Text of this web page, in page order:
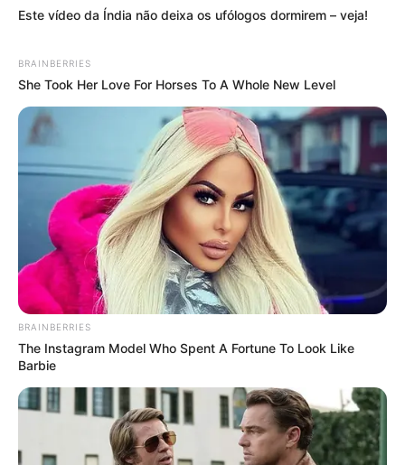
O fortalecimento dos agentes de saúde (ACS/ACE) se faz
com ações estruturais, direto em suas bases, por meio das
representações. —Foto/Reprodução.
Na última quarta-feira (23/11), ocorreu a Assembleia no município
de Eunápolis-BA, com os Agentes Comunitários de Saúde e
e conquistas das 2 categorias.
Este vídeo da Índia não deixa os ufólogos dormirem – veja!
BRAINBERRIES
She Took Her Love For Horses To A Whole New Level
BRAINBERRIES
The Instagram Model Who Spent A Fortune To Look Like
Barbie